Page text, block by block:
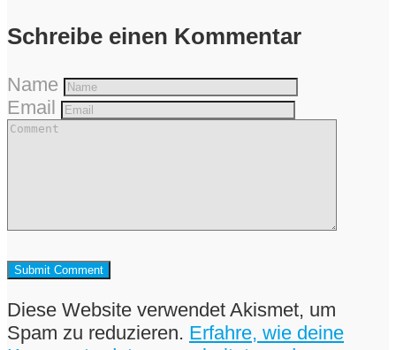
Schreibe einen Kommentar
Name
Email
Diese Website verwendet Akismet, um
Spam zu reduzieren. Erfahre, wie deine